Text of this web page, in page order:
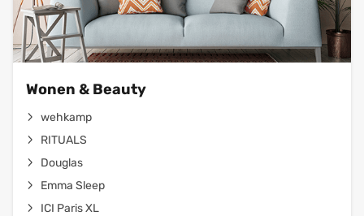
Wonen & Beauty
wehkamp
RITUALS
Douglas
Emma Sleep
ICI Paris XL